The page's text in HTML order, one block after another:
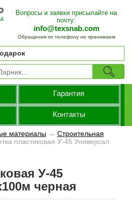
Вопросы и заявки присылайте на
почту:
info@texsnab.com
Обращения по телефону не принимаем
Гарантия
Контакты
материалы→ Строительная
пластиковая У-45 Универсал
У-45
черная